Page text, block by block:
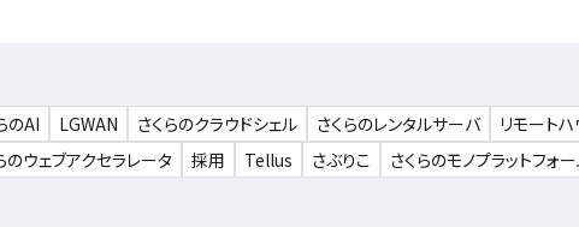
のAI LGWAN さくらのクラウドシェル さくらのレンタルサーバ リモート
のウェブアクセラレータ 採用 Tellus さぶりこ さくらのモノプラットフォ